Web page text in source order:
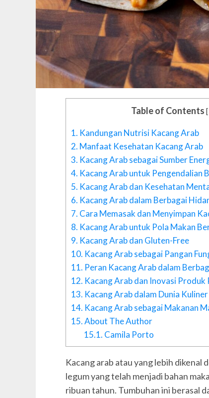
Table of Contents [
1. Kandungan Nutrisi Kacang Arab
2. Manfaat Kesehatan Kacang Arab
3. Kacang Arab sebagai Sumber
4. Kacang Arab untuk Pengendalian
5. Kacang Arab dan Kesehatan
6. Kacang Arab dalam Berbagai
7. Cara Memasak dan Menyimpan
8. Kacang Arab untuk Pola Makan
9. Kacang Arab dan Gluten-Free
10. Kacang Arab sebagai Pangan
11. Peran Kacang Arab dalam
12. Kacang Arab dan Inovasi Produk
13. Kacang Arab dalam Dunia
14. Kacang Arab sebagai Makanan
15.About The Author
15.1. Camila Porto
Kacang arab atau yang lebih dikenal
legum yang telah menjadi bahan
ribuan tahun. Tumbuhan ini berasal